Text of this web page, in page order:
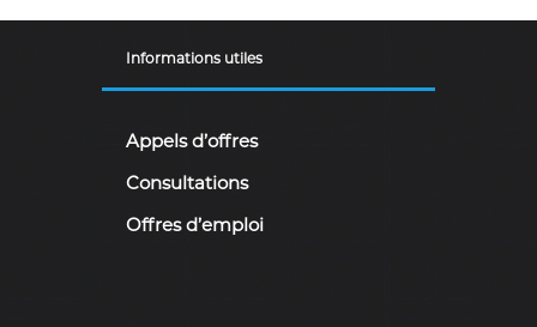
Informations utiles
Appels d’offres
Consultations
Offres d’emploi